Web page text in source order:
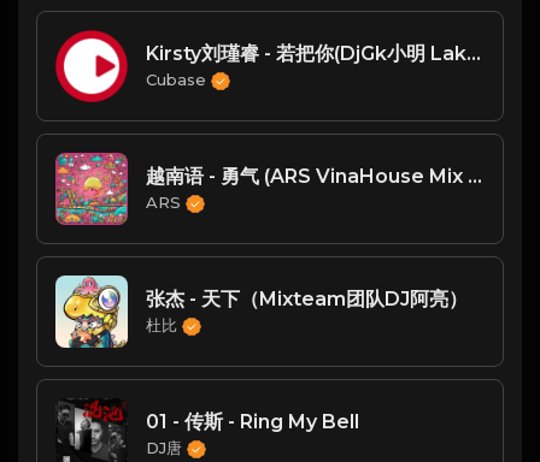
Kirsty刘瑾睿 - 若把你(DjGk小明 LakHouse Rmx 2023)
Cubase
越南语 - 勇气 (ARS VinaHouse Mix 2024)
ARS
张杰 - 天下（Mixteam团队DJ阿亮）
杜比
01 - 传斯 - Ring My Bell
DJ唐